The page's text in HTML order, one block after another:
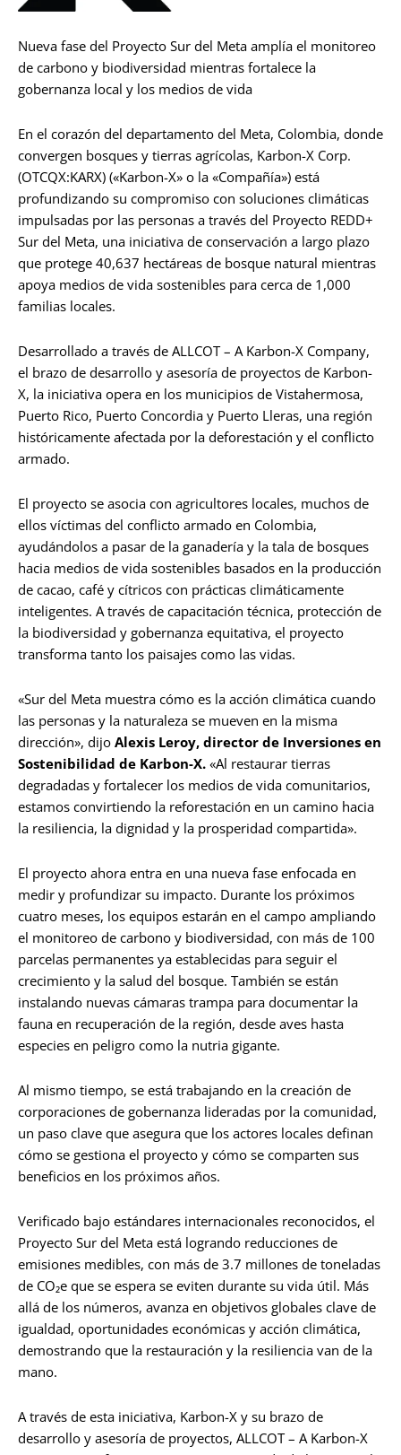
Nueva fase del Proyecto Sur del Meta amplía el monitoreo
de carbono y biodiversidad mientras fortalece la
gobernanza local y los medios de vida
En el corazón del departamento del Meta, Colombia, donde
convergen bosques y tierras agrícolas, Karbon-X Corp.
(OTCQX:KARX) («Karbon-X» o la «Compañía») está
profundizando su compromiso con soluciones climáticas
impulsadas por las personas a través del Proyecto REDD+
Sur del Meta, una iniciativa de conservación a largo plazo
que protege 40,637 hectáreas de bosque natural mientras
apoya medios de vida sostenibles para cerca de 1,000
familias locales.
Desarrollado a través de ALLCOT – A Karbon-X Company,
el brazo de desarrollo y asesoría de proyectos de Karbon-
X, la iniciativa opera en los municipios de Vistahermosa,
Puerto Rico, Puerto Concordia y Puerto Lleras, una región
históricamente afectada por la deforestación y el conflicto
armado.
El proyecto se asocia con agricultores locales, muchos de
ellos víctimas del conflicto armado en Colombia,
ayudándolos a pasar de la ganadería y la tala de bosques
hacia medios de vida sostenibles basados en la producción
de cacao, café y cítricos con prácticas climáticamente
inteligentes. A través de capacitación técnica, protección de
la biodiversidad y gobernanza equitativa, el proyecto
transforma tanto los paisajes como las vidas.
«Sur del Meta muestra cómo es la acción climática cuando
las personas y la naturaleza se mueven en la misma
dirección», dijo Alexis Leroy, director de Inversiones en
Sostenibilidad de Karbon-X. «Al restaurar tierras
degradadas y fortalecer los medios de vida comunitarios,
estamos convirtiendo la reforestación en un camino hacia
la resiliencia, la dignidad y la prosperidad compartida».
El proyecto ahora entra en una nueva fase enfocada en
medir y profundizar su impacto. Durante los próximos
cuatro meses, los equipos estarán en el campo ampliando
el monitoreo de carbono y biodiversidad, con más de 100
parcelas permanentes ya establecidas para seguir el
crecimiento y la salud del bosque. También se están
instalando nuevas cámaras trampa para documentar la
fauna en recuperación de la región, desde aves hasta
especies en peligro como la nutria gigante.
Al mismo tiempo, se está trabajando en la creación de
corporaciones de gobernanza lideradas por la comunidad,
un paso clave que asegura que los actores locales definan
cómo se gestiona el proyecto y cómo se comparten sus
beneficios en los próximos años.
Verificado bajo estándares internacionales reconocidos, el
Proyecto Sur del Meta está logrando reducciones de
emisiones medibles, con más de 3.7 millones de toneladas
de CO₂e que se espera se eviten durante su vida útil. Más
allá de los números, avanza en objetivos globales clave de
igualdad, oportunidades económicas y acción climática,
demostrando que la restauración y la resiliencia van de la
mano.
A través de esta iniciativa, Karbon-X y su brazo de
desarrollo y asesoría de proyectos, ALLCOT – A Karbon-X